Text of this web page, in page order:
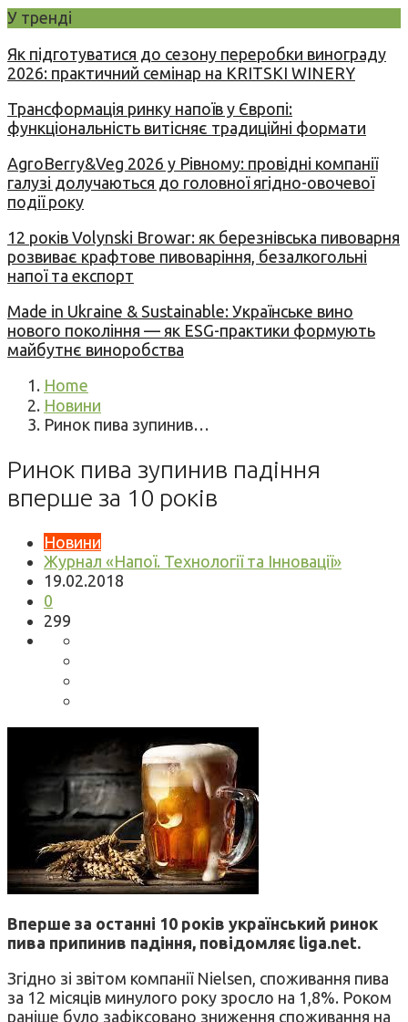
У тренді
Як підготуватися до сезону переробки винограду
2026: практичний семінар на KRITSKI WINERY
Трансформація ринку напоїв у Європі:
функціональність витісняє традиційні формати
AgroBerry&Veg 2026 у Рівному: провідні компанії
галузі долучаються до головної ягідно-овочевої
події року
12 років Volynski Browar: як березнівська пивоварня
розвиває крафтове пивоваріння, безалкогольні
напої та експорт
Made in Ukraine & Sustainable: Українське вино
нового покоління — як ESG-практики формують
майбутнє виноробства
Home
Новини
Ринок пива зупинив…
Ринок пива зупинив падіння
вперше за 10 років
Новини
Журнал «Напої. Технології та Інновації»
19.02.2018
0
299
Вперше за останні 10 років український ринок
пива припинив падіння, повідомляє liga.net.
Згідно зі звітом компанії Nielsen, споживання пива
за 12 місяців минулого року зросло на 1,8%. Роком
раніше було зафіксовано зниження споживання на